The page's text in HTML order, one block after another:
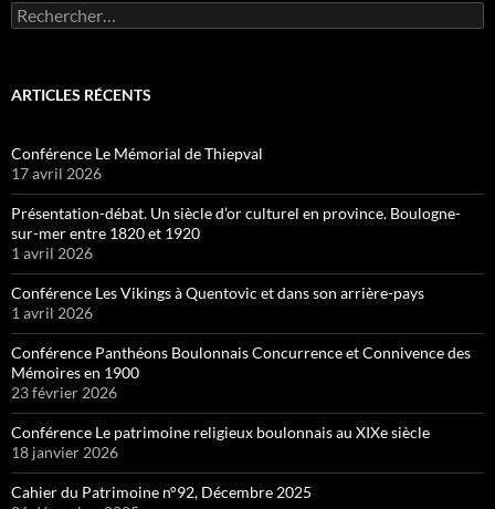
Rechercher :
ARTICLES RÉCENTS
Conférence Le Mémorial de Thiepval
17 avril 2026
Présentation-débat. Un siècle d’or culturel en province. Boulogne-
sur-mer entre 1820 et 1920
1 avril 2026
Conférence Les Vikings à Quentovic et dans son arrière-pays
1 avril 2026
Conférence Panthéons Boulonnais Concurrence et Connivence des
Mémoires en 1900
23 février 2026
Conférence Le patrimoine religieux boulonnais au XIXe siècle
18 janvier 2026
Cahier du Patrimoine n°92, Décembre 2025